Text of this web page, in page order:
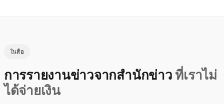
ในสื่อ
การรายงานข่าวจากสำนักข่าว ที่เราไม่
ได้จ่ายเงิน